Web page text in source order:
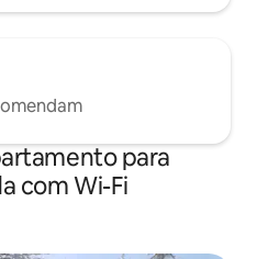
para
com Wi-Fi